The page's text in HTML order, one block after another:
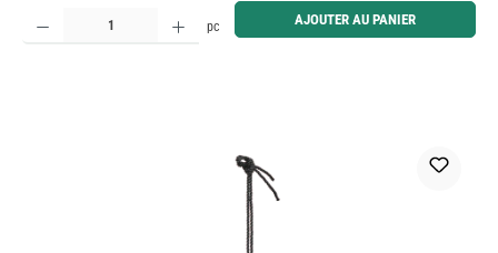
Quantité de produit : Entrez la quantité souhaitée ou utilisez les boutons pour augmenter ou
pc AJOUTER AU PANIER